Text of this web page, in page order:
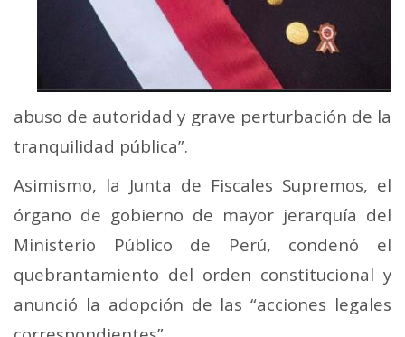
abuso de autoridad y grave perturbación de la
tranquilidad pública”.
Asimismo, la Junta de Fiscales Supremos, el
órgano de gobierno de mayor jerarquía del
Ministerio Público de Perú, condenó el
quebrantamiento del orden constitucional y
anunció la adopción de las “acciones legales